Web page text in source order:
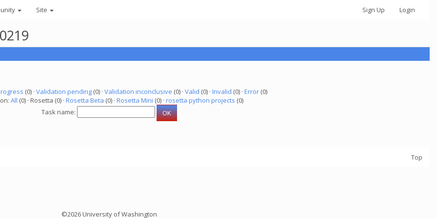
Site Sign Up Login
(0) · Validation pending(0) · Validation inconclusive (0) · Valid (0) · Invalid (0) · Error(0)
All (0) · Rosetta (0) · Rosetta Beta (0) · Rosetta Mini (0) · rosetta python projects (0)
Task name:
Top
©2026 University of Washington